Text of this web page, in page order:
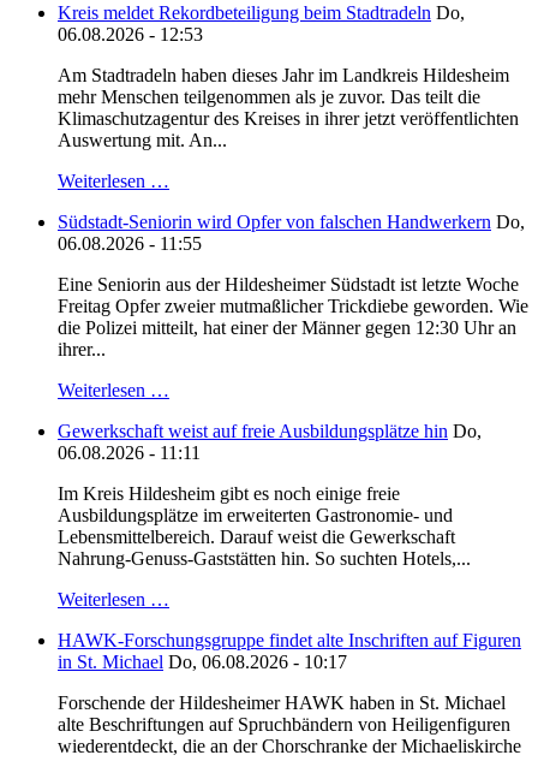
Kreis meldet Rekordbeteiligung beim Stadtradeln Do,
06.08.2026 - 12:53
Am Stadtradeln haben dieses Jahr im Landkreis Hildesheim
mehr Menschen teilgenommen als je zuvor. Das teilt die
Klimaschutzagentur des Kreises in ihrer jetzt veröffentlichten
Auswertung mit. An...
Weiterlesen …
Südstadt-Seniorin wird Opfer von falschen Handwerkern Do,
06.08.2026 - 11:55
Eine Seniorin aus der Hildesheimer Südstadt ist letzte Woche
Freitag Opfer zweier mutmaßlicher Trickdiebe geworden. Wie
die Polizei mitteilt, hat einer der Männer gegen 12:30 Uhr an
ihrer...
Weiterlesen …
Gewerkschaft weist auf freie Ausbildungsplätze hin Do,
06.08.2026 - 11:11
Im Kreis Hildesheim gibt es noch einige freie
Ausbildungsplätze im erweiterten Gastronomie- und
Lebensmittelbereich. Darauf weist die Gewerkschaft
Nahrung-Genuss-Gaststätten hin. So suchten Hotels,...
Weiterlesen …
HAWK-Forschungsgruppe findet alte Inschriften auf Figuren
in St. Michael Do, 06.08.2026 - 10:17
Forschende der Hildesheimer HAWK haben in St. Michael
alte Beschriftungen auf Spruchbändern von Heiligenfiguren
wiederentdeckt, die an der Chorschranke der Michaeliskirche